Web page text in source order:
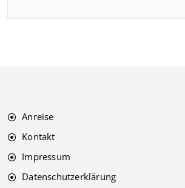
Anreise
Kontakt
Impressum
Datenschutzerklärung